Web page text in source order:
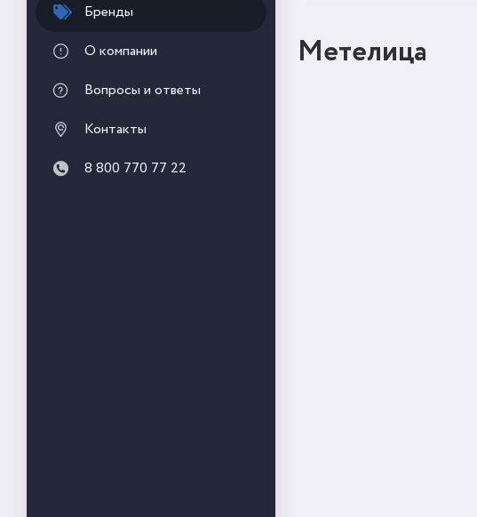
Бренды
О компании
Вопросы и ответы
Контакты
8 800 770 77 22
Метелица